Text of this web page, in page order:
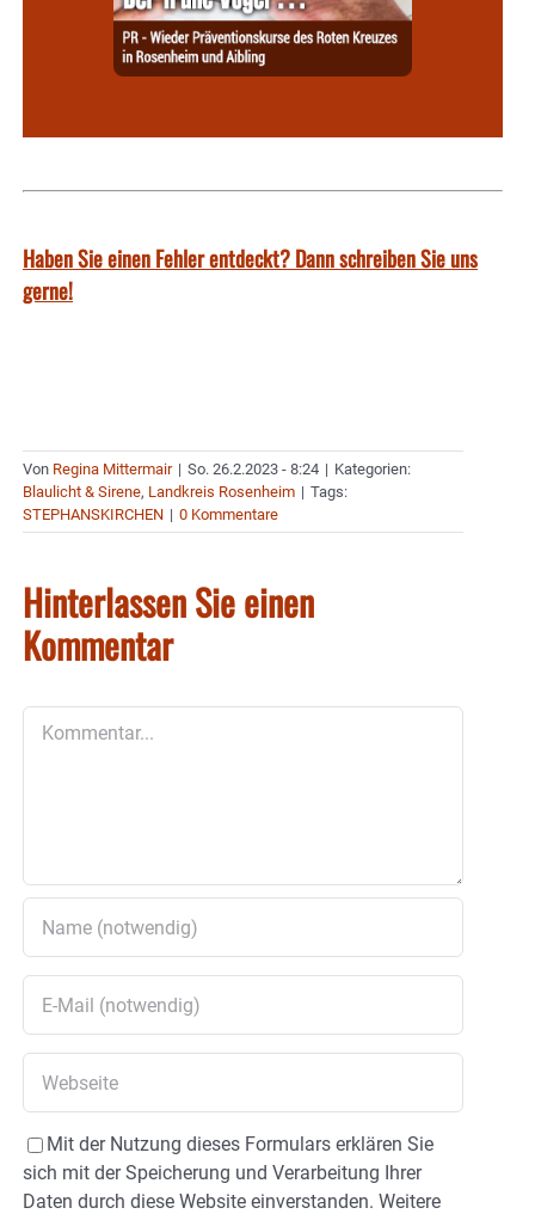
Haben Sie einen Fehler entdeckt? Dann schreiben Sie uns
gerne!
Von Regina Mittermair | So. 26.2.2023 - 8:24 | Kategorien:
Blaulicht & Sirene, Landkreis Rosenheim | Tags:
STEPHANSKIRCHEN | 0 Kommentare
Hinterlassen Sie einen
Kommentar
Mit der Nutzung dieses Formulars erklären Sie
sich mit der Speicherung und Verarbeitung Ihrer
Daten durch diese Website einverstanden. Weitere